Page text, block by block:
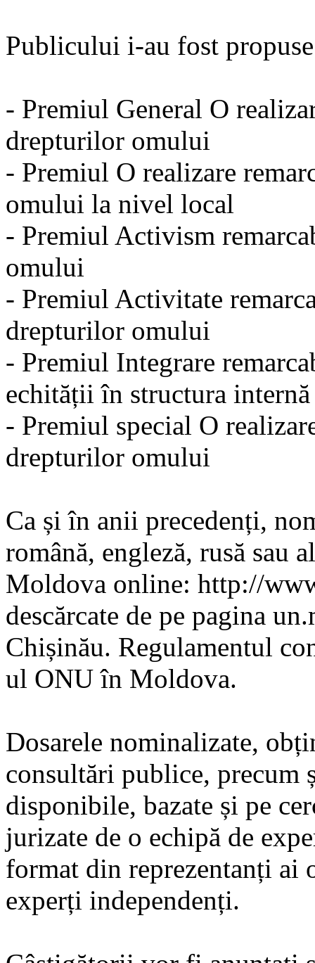
Publicului i-au fost
- Premiul General O
drepturilor omului
- Premiul O realizare
omului la nivel local
- Premiul Activism
omului
- Premiul Activitate
drepturilor omului
- Premiul Integrare
echității în structura
- Premiul special O
drepturilor omului
Ca și în anii precedenți,
română, engleză, rusă sau
Moldova online: http://
descărcate de pe pagina
Chișinău. Regulamentul
ul ONU în Moldova.
Dosarele nominalizate,
consultări publice, precum
disponibile, bazate și pe
jurizate de o echipă de
format din reprezentanți ai
experți independenți.